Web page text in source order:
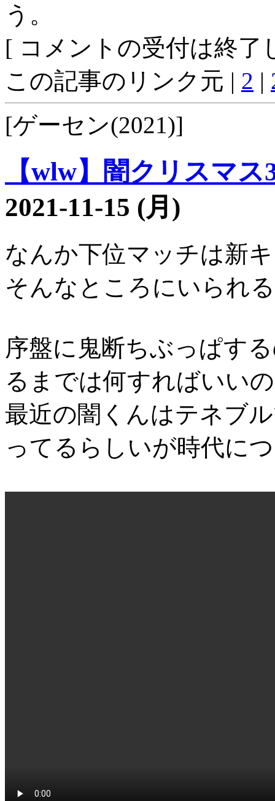
う。
[ コメントの受付は終了
この記事のリンク元 | 2 |
[ゲーセン(2021)]
【wlw】闇クリスマ
2021-11-15 (月)
なんか下位マッチは新
そんなところにいられ
序盤に鬼断ちぶっぱす
るまでは何すればいい
最近の闇くんはテネブ
ってるらしいが時代に